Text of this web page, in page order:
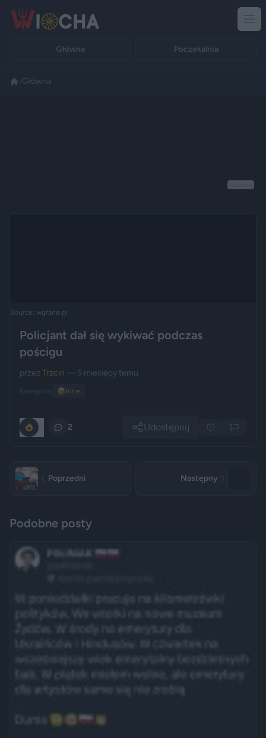
Główna Poczekalnia
Główna
Source: wgrane.pl
Policjant dał się wykiwać podczas
pościgu
przez Trzcin — 5 miesięcy temu
Kategoria: 📦 Inne
2 Udostępnij
Poprzedni Następny
Podobne posty